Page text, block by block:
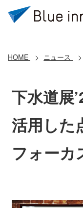
クラ
HOME ニュース
下水道展
活用した
フォーカ